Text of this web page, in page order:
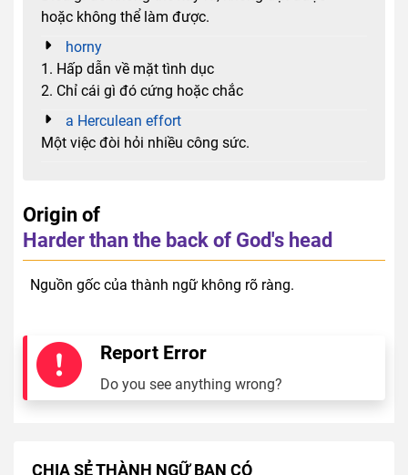
hoặc không thể làm được.
horny
1. Hấp dẫn về mặt tình dục
2. Chỉ cái gì đó cứng hoặc chắc
a Herculean effort
Một việc đòi hỏi nhiều công sức.
Origin of
Harder than the back of God's head
Nguồn gốc của thành ngữ không rõ ràng.
Report Error
Do you see anything wrong?
CHIA SẺ THÀNH NGỮ BẠN CÓ